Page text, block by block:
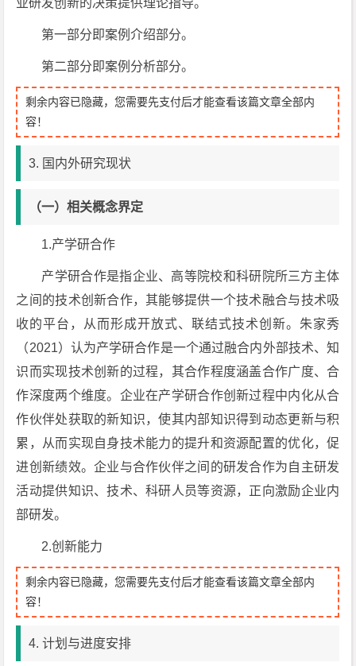
业研发创新的决策提供理论指导。
第一部分即案例介绍部分。
第二部分即案例分析部分。
剩余内容已隐藏，您需要先支付后才能查看该篇文章全部内
容！
3. 国内外研究现状
（一）相关概念界定
1.产学研合作
产学研合作是指企业、高等院校和科研院所三方主体
之间的技术创新合作，其能够提供一个技术融合与技术吸
收的平台，从而形成开放式、联结式技术创新。朱家秀
（2021）认为产学研合作是一个通过融合内外部技术、知
识而实现技术创新的过程，其合作程度涵盖合作广度、合
作深度两个维度。企业在产学研合作创新过程中内化从合
作伙伴处获取的新知识，使其内部知识得到动态更新与积
累，从而实现自身技术能力的提升和资源配置的优化，促
进创新绩效。企业与合作伙伴之间的研发合作为自主研发
活动提供知识、技术、科研人员等资源，正向激励企业内
部研发。
2.创新能力
剩余内容已隐藏，您需要先支付后才能查看该篇文章全部内
容！
4. 计划与进度安排